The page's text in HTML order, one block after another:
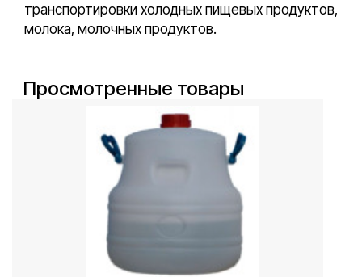
транспортировки холодных пищевых продуктов,
молока, молочных продуктов.
Просмотренные товары